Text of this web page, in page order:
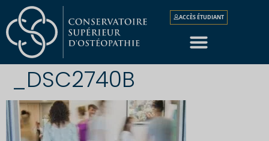
ACCÈS ÉTUDIANT
_DSC2740B